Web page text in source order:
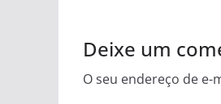
Deixe um
O seu endereço de